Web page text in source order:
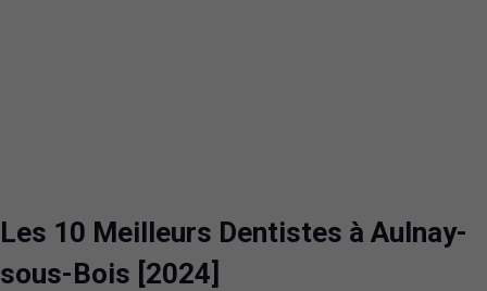
Les 10 Meilleurs Dentistes à Aulnay-
sous-Bois [2024]